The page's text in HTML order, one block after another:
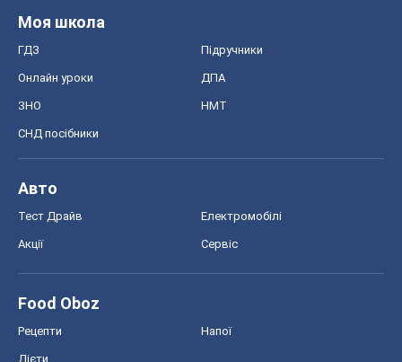
Моя школа
ГДЗ Підручники
Онлайн уроки ДПА
ЗНО НМТ
СНД посібники
Авто
Тест Драйв Електромобілі
Акції Сервіс
Food Oboz
Рецепти Напої
Дієти